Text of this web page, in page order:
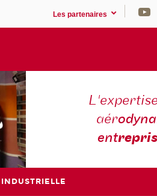
Les partenaires
aér
ent